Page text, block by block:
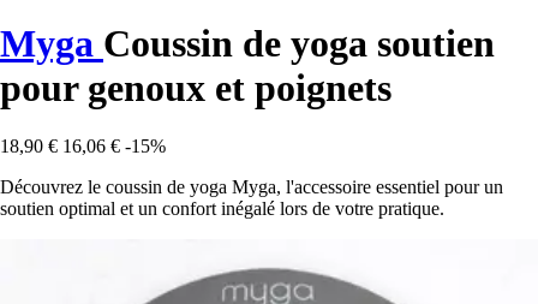
Myga Coussin de yoga soutien
pour genoux et poignets
18,90 € 16,06 € -15%
Découvrez le coussin de yoga Myga, l'accessoire essentiel pour un
soutien optimal et un confort inégalé lors de votre pratique.